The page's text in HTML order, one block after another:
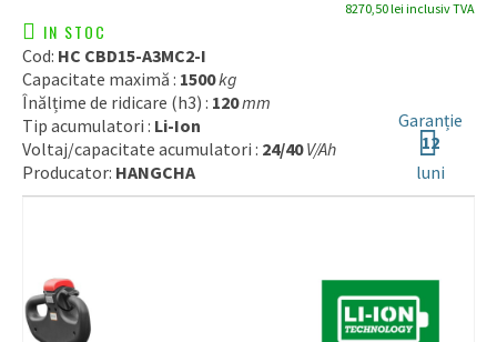
8270,50 lei inclusiv TVA
IN STOC
Cod: HC CBD15-A3MC2-I
Capacitate maximă : 1500kg
Înălțime de ridicare (h3) : 120mm
Tip acumulatori : Li-Ion
Voltaj/capacitate acumulatori : 24/40 V/Ah
Producator: HANGCHA
Garanție
12
luni